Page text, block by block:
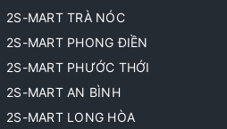
2S-MART TRÀ NÓC
2S-MART PHONG ĐIỀN
2S-MART PHƯỚC THỚI
2S-MART AN BÌNH
2S-MART LONG HÒA